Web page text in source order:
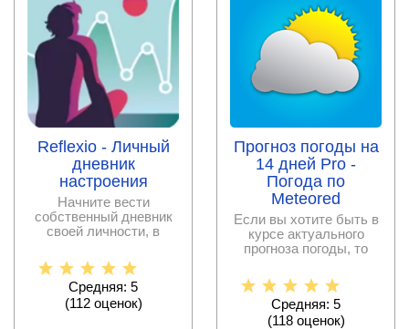
Reflexio - Личный
дневник
настроения
Начните вести
собственный дневник
своей личности, в
записывать
Средняя: 5
(112оценок)
Прогноз погоды на
14 дней Pro -
Погода по
Meteored
Если вы хотите быть в
курсе актуального
прогноза погоды, то
сможет
Средняя: 5
(118оценок)